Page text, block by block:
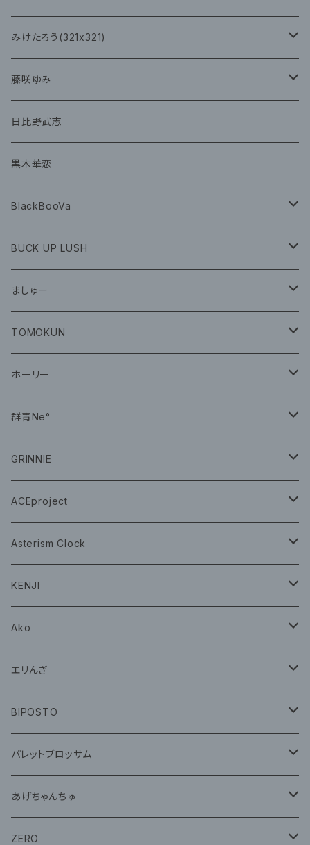
チェキ
CD
グッズ
CD
みけたろう(321x321)
CD
グッズ
藤咲ゆみ
CD
グッズ
日比野武志
黒木華恋
BlackBooVa
CD
BUCK UP LUSH
グッズ
CD
ましゅー
グッズ
TOMOKUN
CD
ホーリー
CD
群青Ne°
CD
グッズ
GRINNIE
グッズ
ACEproject
グッズ
CD
Asterism Clock
グッズ
KENJI
グッズ
Ako
グッズ
CD
エリんぎ
グッズ
BIPOSTO
グッズ
パレットブロッサム
CD
グッズ
あげちゃんちゅ
グッズ
ZERO